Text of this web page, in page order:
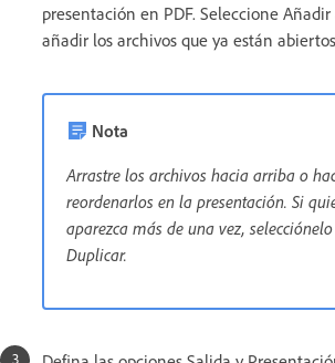
presentación en PDF. Seleccione
añadir los archivos que ya están
Nota
Arrastre los archivos hacia arriba o
reordenarlos en la presentación. Si
aparezca más de una vez,
Duplicar.